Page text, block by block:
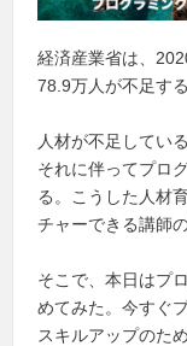
経済産業省は、
78.9万人が不足す
人材が不足してい
それに伴ってプロ
る。こうした人材
チャーできる講師
そこで、本日はプ
めてみた。今すぐ
スキルアップのた